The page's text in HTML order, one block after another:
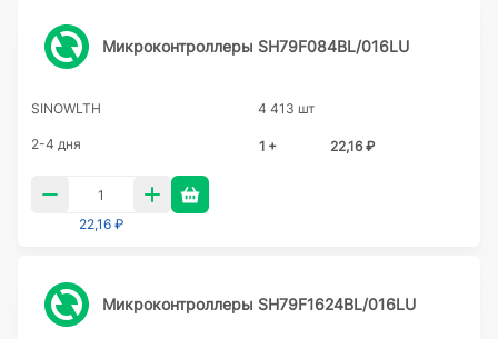
Микроконтроллеры SH79F084BL/016LU
SINOWLTH 4 413 шт
2-4 дня 1 + 22,16 ₽
22,16 ₽
Микроконтроллеры SH79F1624BL/016LU